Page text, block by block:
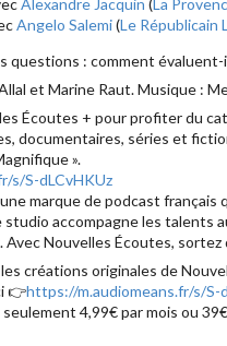
Alexandre Jacquin (La
Angelo Salemi(Le Républicain
questions : comment
et Marine Raut. Musique :
Écoutes + pour profiter du
documentaires, séries et
».
s/S-dLCvHKUz
marque de podcast
accompagne les talents
Nouvelles Écoutes,
créations originales de
👉https://m.audiomeans.fr/s/S-
4,99€ par mois ou